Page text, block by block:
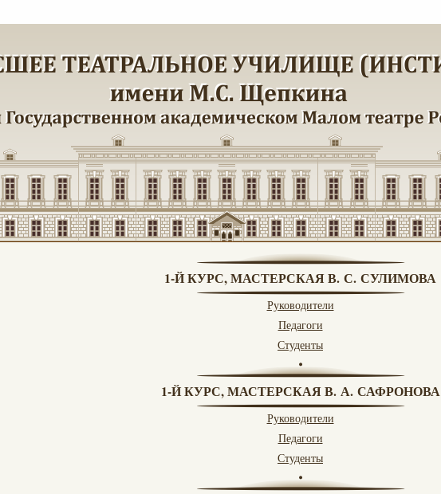
1-Й КУРС, МАСТЕРСКАЯ В. С. СУЛИМОВА
Руководители
Педагоги
Студенты
1-Й КУРС, МАСТЕРСКАЯ В. А. САФРОНОВА
Руководители
Педагоги
Студенты